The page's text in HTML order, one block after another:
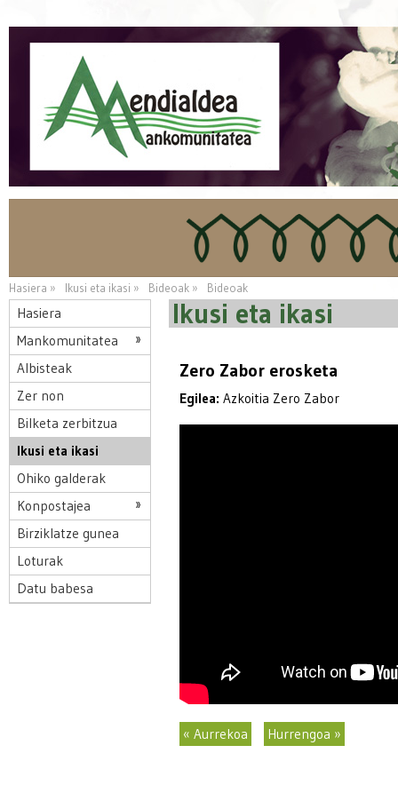
Hasiera » Ikusi eta ikasi » Bideoak » Bideoak
Hasiera
Mankomunitatea
Albisteak
Zer non
Bilketa zerbitzua
Ikusi eta ikasi
Ohiko galderak
Konpostajea
Birziklatze gunea
Loturak
Datu babesa
Ikusi eta ikasi
Zero Zabor erosketa
Egilea: Azkoitia Zero Zabor
« Aurrekoa Hurrengoa »